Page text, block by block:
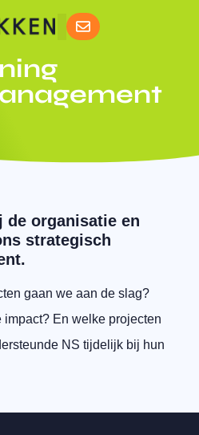
de organisatie en
strategisch
gaan we aan de slag?
En welke projecten
NS tijdelijk bij hun